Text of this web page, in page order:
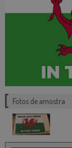
Fotos de amostra